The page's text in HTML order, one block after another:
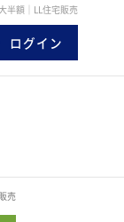
半額｜LL住宅販売
ログイン
売